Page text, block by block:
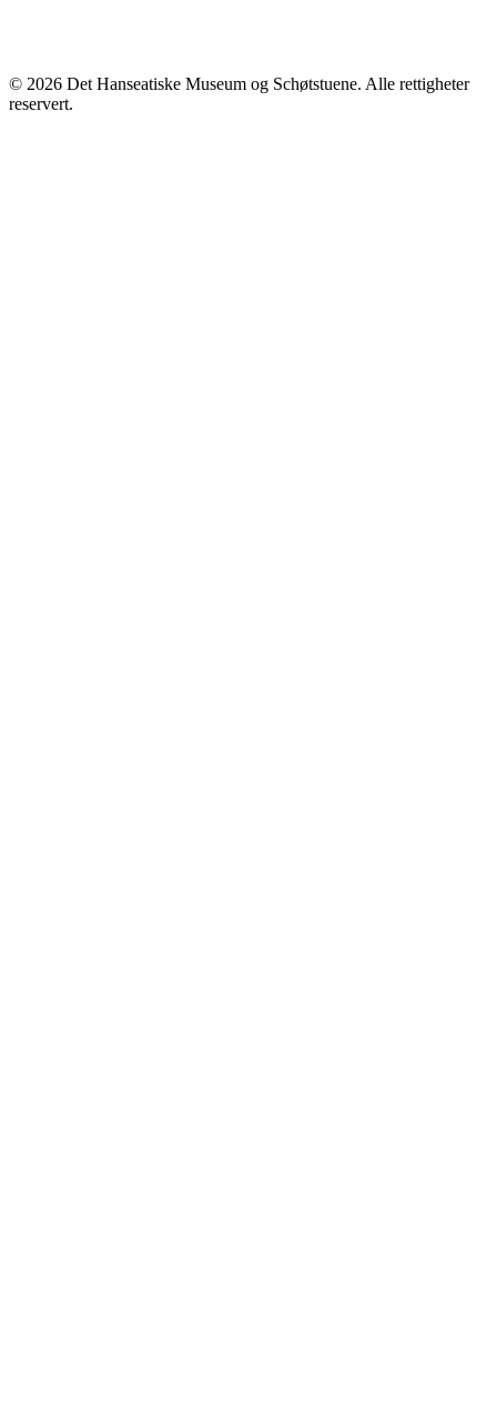
© 2026 Det Hanseatiske Museum og Schøtstuene. Alle rettigheter
reservert.